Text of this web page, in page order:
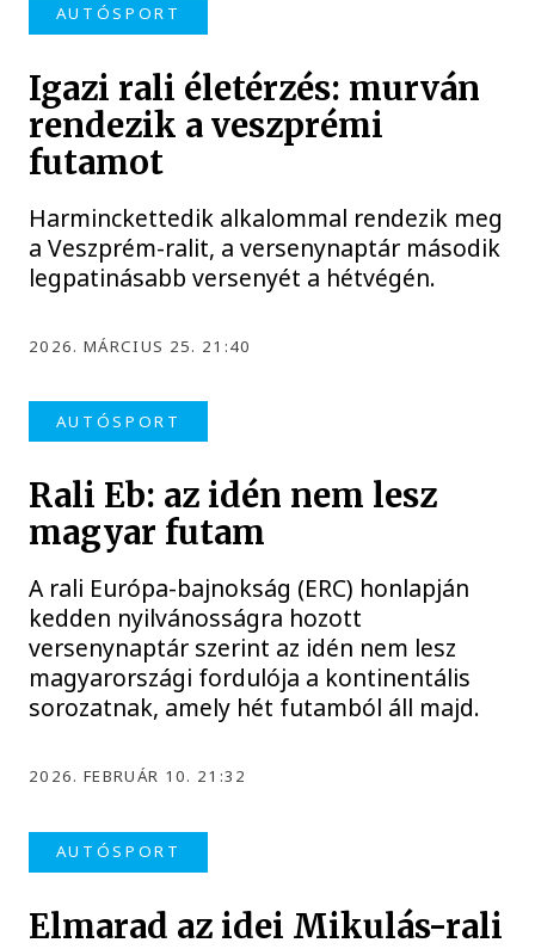
AUTÓSPORT
Igazi rali életérzés: murván
rendezik a veszprémi
futamot
Harminckettedik alkalommal rendezik meg
a Veszprém-ralit, a versenynaptár második
legpatinásabb versenyét a hétvégén.
2026. MÁRCIUS 25. 21:40
AUTÓSPORT
Rali Eb: az idén nem lesz
magyar futam
A rali Európa-bajnokság (ERC) honlapján
kedden nyilvánosságra hozott
versenynaptár szerint az idén nem lesz
magyarországi fordulója a kontinentális
sorozatnak, amely hét futamból áll majd.
2026. FEBRUÁR 10. 21:32
AUTÓSPORT
Elmarad az idei Mikulás-rali